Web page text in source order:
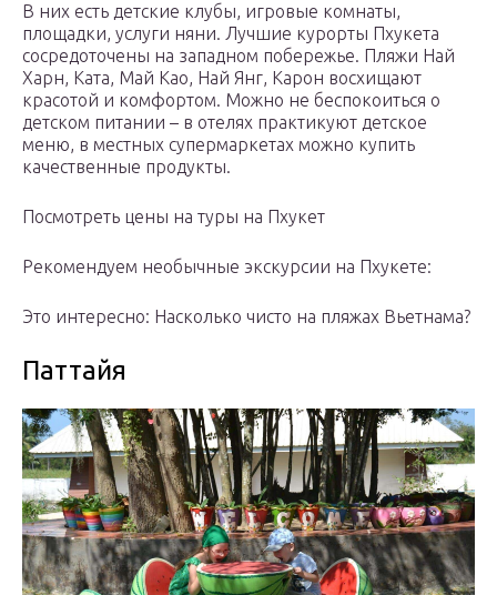
В них есть детские клубы, игровые комнаты,
площадки, услуги няни. Лучшие курорты Пхукета
сосредоточены на западном побережье. Пляжи Най
Харн, Ката, Май Као, Най Янг, Карон восхищают
красотой и комфортом. Можно не беспокоиться о
детском питании – в отелях практикуют детское
меню, в местных супермаркетах можно купить
качественные продукты.
Посмотреть цены на туры на Пхукет
Рекомендуем необычные экскурсии на Пхукете:
Это интересно: Насколько чисто на пляжах Вьетнама?
Паттайя